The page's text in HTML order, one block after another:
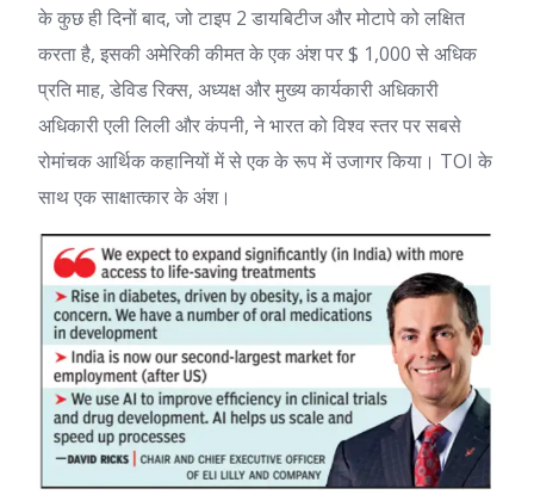
के कुछ ही दिनों बाद, जो टाइप 2 डायबिटीज और मोटापे को लक्षित
करता है, इसकी अमेरिकी कीमत के एक अंश पर $ 1,000 से अधिक
प्रति माह, डेविड रिक्स, अध्यक्ष और मुख्य कार्यकारी अधिकारी
अधिकारीएली लिलीऔर कंपनी, ने भारत को विश्व स्तर पर सबसे
रोमांचक आर्थिक कहानियों में से एक के रूप में उजागर किया। TOI के
साथ एक साक्षात्कार के अंश।